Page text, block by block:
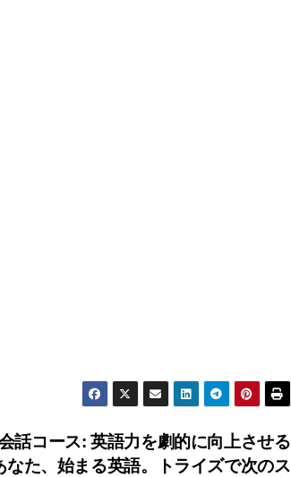
話コース: 英語力を劇的に向上させる
なた、始まる英語。トライズで次のス